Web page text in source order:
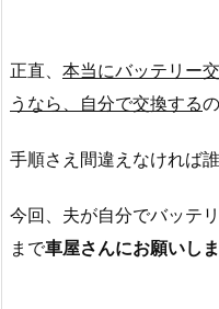
正直、 本当にバッテリー
うなら、自分で交換する
手順さえ間違えなければ
今回、夫が自分でバッテ
まで車屋さんにお願いし